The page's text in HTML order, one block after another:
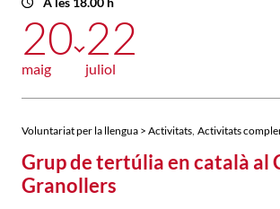
20
maig
22
juliol
Voluntariat per la llengua > Activitats Activitats
Grup de tertúlia en català al
Granollers